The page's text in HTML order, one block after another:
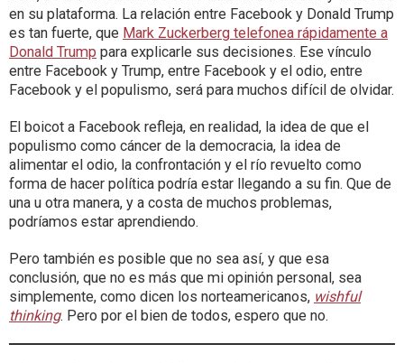
en su plataforma. La relación entre Facebook y Donald Trump
es tan fuerte, que Mark Zuckerberg telefonea rápidamente a
Donald Trump para explicarle sus decisiones. Ese vínculo
entre Facebook y Trump, entre Facebook y el odio, entre
Facebook y el populismo, será para muchos difícil de olvidar.
El boicot a Facebook refleja, en realidad, la idea de que el
populismo como cáncer de la democracia, la idea de
alimentar el odio, la confrontación y el río revuelto como
forma de hacer política podría estar llegando a su fin. Que de
una u otra manera, y a costa de muchos problemas,
podríamos estar aprendiendo.
Pero también es posible que no sea así, y que esa
conclusión, que no es más que mi opinión personal, sea
simplemente, como dicen los norteamericanos, wishful
thinking. Pero por el bien de todos, espero que no.